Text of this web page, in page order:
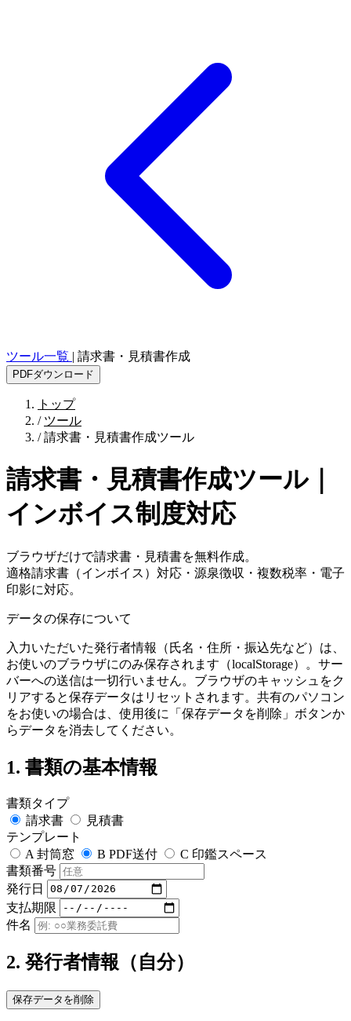
ツール一覧 | 請求書・見積書作成
PDFダウンロード
トップ
/ ツール
/ 請求書・見積書作成ツール
請求書・見積書作成ツール｜
インボイス制度対応
ブラウザだけで請求書・見積書を無料作成。
適格請求書（インボイス）対応・源泉徴収・複数税率・電子
印影に対応。
データの保存について
入力いただいた発行者情報（氏名・住所・振込先など）は、
お使いのブラウザにのみ保存されます（localStorage）。サー
バーへの送信は一切行いません。ブラウザのキャッシュをク
リアすると保存データはリセットされます。共有のパソコン
をお使いの場合は、使用後に「保存データを削除」ボタンか
らデータを消去してください。
1. 書類の基本情報
書類タイプ
請求書
見積書
テンプレート
A 封筒窓
B PDF送付
C 印鑑スペース
書類番号
発行日
支払期限
件名
2. 発行者情報（自分）
保存データを削除